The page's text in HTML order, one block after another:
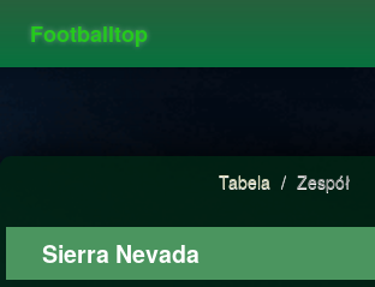
Footballtop
STATYSTYKI
Tabela / Zespół
Sierra Nevada